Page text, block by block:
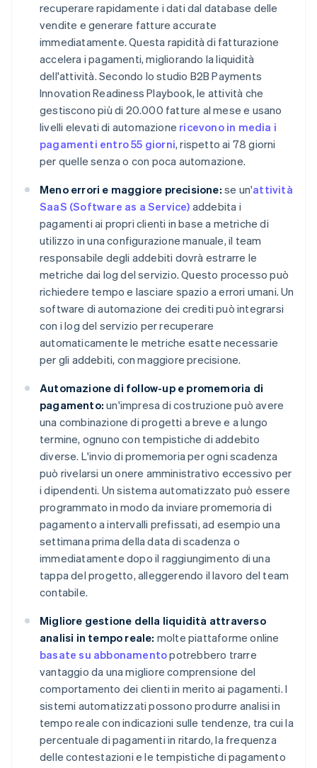
recuperare rapidamente i dati dal database delle
vendite e generare fatture accurate
immediatamente. Questa rapidità di fatturazione
accelera i pagamenti, migliorando la liquidità
dell'attività. Secondo lo studio B2B Payments
Innovation Readiness Playbook, le attività che
gestiscono più di 20.000 fatture al mese e usano
livelli elevati di automazione ricevono in media i
pagamenti entro 55 giorni, rispetto ai 78 giorni
per quelle senza o con poca automazione.
Meno errori e maggiore precisione: se un'attività
SaaS (Software as a Service) addebita i
pagamenti ai propri clienti in base a metriche di
utilizzo in una configurazione manuale, il team
responsabile degli addebiti dovrà estrarre le
metriche dai log del servizio. Questo processo può
richiedere tempo e lasciare spazio a errori umani. Un
software di automazione dei crediti può integrarsi
con i log del servizio per recuperare
automaticamente le metriche esatte necessarie
per gli addebiti, con maggiore precisione.
Automazione di follow-up e promemoria di
pagamento: un'impresa di costruzione può avere
una combinazione di progetti a breve e a lungo
termine, ognuno con tempistiche di addebito
diverse. L'invio di promemoria per ogni scadenza
può rivelarsi un onere amministrativo eccessivo per
i dipendenti. Un sistema automatizzato può essere
programmato in modo da inviare promemoria di
pagamento a intervalli prefissati, ad esempio una
settimana prima della data di scadenza o
immediatamente dopo il raggiungimento di una
tappa del progetto, alleggerendo il lavoro del team
contabile.
Migliore gestione della liquidità attraverso
analisi in tempo reale: molte piattaforme online
basate su abbonamentopotrebbero trarre
vantaggio da una migliore comprensione del
comportamento dei clienti in merito ai pagamenti. I
sistemi automatizzati possono produrre analisi in
tempo reale con indicazioni sulle tendenze, tra cui la
percentuale di pagamenti in ritardo, la frequenza
delle contestazioni e le tempistiche di pagamento